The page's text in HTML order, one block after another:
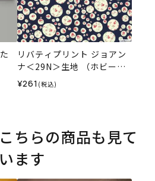
リバティプリント ジョアン
ナ＜29N＞生地 （ホビーラ
ホビーレオリジナル）2025
¥261 (税込)
ちらの商品も見て
います